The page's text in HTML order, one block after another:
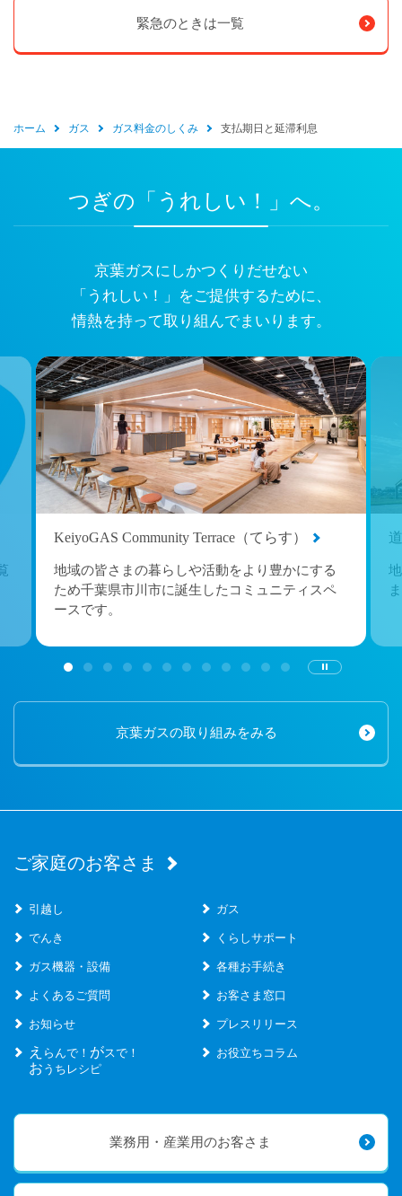
緊急のときは一覧
ホーム ガス ガス料金のしくみ 支払期日と延滞利息
つぎの「うれしい！」へ。
京葉ガスにしかつくりだせない
「うれしい！」をご提供するために、
情熱を持って取り組んでまいります。
KeiyoGAS Community Terrace（てらす）
地域の皆さまの暮らしや活動をより豊かにする
ため千葉県市川市に誕生したコミュニティスペ
ースです。
京葉ガスの取り組みをみる
ご家庭のお客さま
引越し ガス
でんき くらしサポート
ガス機器・設備 各種お手続き
よくあるご質問 お客さま窓口
お知らせ プレスリリース
え らんで！ がスで！
お うちレシピ
お役立ちコラム
業務用・産業用のお客さま